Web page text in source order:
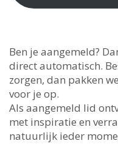
Ben je aangemeld?
direct automatisch.
zorgen, dan pakken
voor je op.
Als aangemeld lid
met inspiratie en
natuurlijk ieder